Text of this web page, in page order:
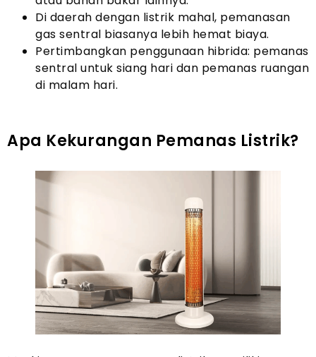
Di daerah dengan listrik mahal, pemanasan
gas sentral biasanya lebih hemat biaya.
Pertimbangkan penggunaan hibrida: pemanas
sentral untuk siang hari dan pemanas ruangan
di malam hari.
Apa Kekurangan Pemanas Listrik?